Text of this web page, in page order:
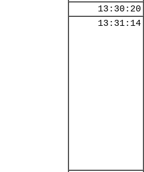
13:30:20
13:31:14